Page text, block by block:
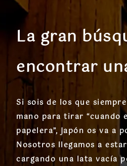
La gran
encontrar
Si sois de los que
mano para tirar “cuando
papelera”, Japón os va a
Nosotros llegamos a
cargando una lata vacía